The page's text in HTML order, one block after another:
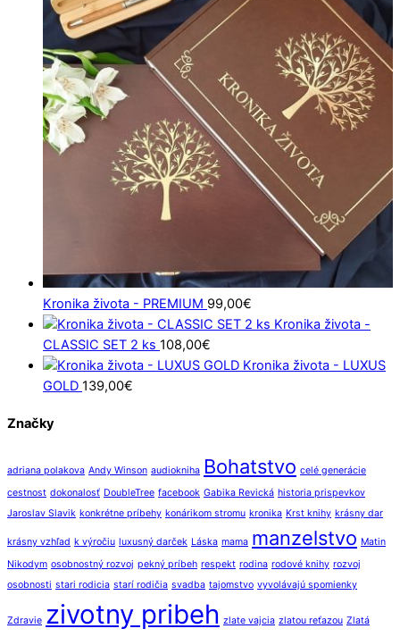
Kronika života - PREMIUM 99,00€
Kronika života -
CLASSIC SET 2 ks 108,00€
Kronika života - LUXUS
GOLD 139,00€
Značky
adriana polakova Andy Winson audiokniha Bohatstvo celé generácie
cestnost dokonalosť DoubleTree facebook Gabika Revická historia prispevkov
Jaroslav Slavik konkrétne príbehy konárikom stromu kronika Krst knihy krásny dar
krásny vzhľad k výročiu luxusný darček Láska mama manzelstvo Matin
Nikodym osobnostný rozvoj pekný príbeh respekt rodina rodové knihy rozvoj
osobnosti stari rodicia starí rodičia svadba tajomstvo vyvolávajú spomienky
Zdravie zivotny pribeh zlate vajcia zlatou reťazou Zlatá